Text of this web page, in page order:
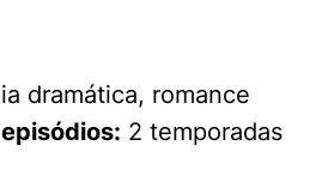
dramática, romance
2 temporadas